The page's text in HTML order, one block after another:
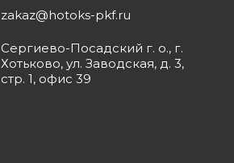
zakaz@hotoks-pkf.ru
Сергиево-Посадский г. о., г.
Хотьково, ул. Заводская, д. 3,
стр. 1, офис 39